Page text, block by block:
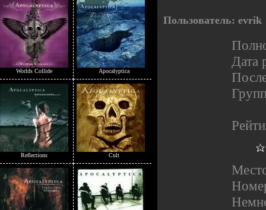
Worlds Collide Apocalyptica
Reflections Cult
Пользователь: evrik
Дата